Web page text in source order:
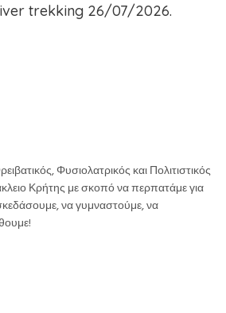
trekking 26/07/2026.
Φυσιολατρικός και Πολιτιστικός
Κρήτης με σκοπό να περπατάμε για
να γυμναστούμε, να